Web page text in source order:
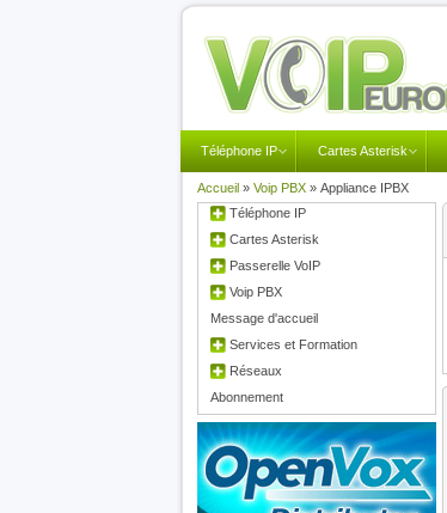
Téléphone IP Cartes Asterisk
Accueil» Voip PBX» Appliance IPBX
Téléphone IP
Cartes Asterisk
Passerelle VoIP
Voip PBX
Message d'accueil
Services et Formation
Réseaux
Abonnement